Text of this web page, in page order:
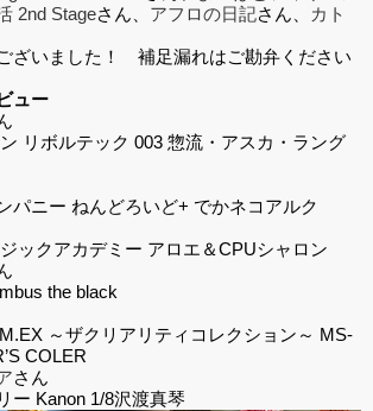
2nd Stageさん、 アフロの日記さん、
カト
ざいました！ 補足漏れはご勘弁ください
ュー
リボルテック 003 惣流・アスカ・ラング
パニー ねんどろいど+ でかネコアルク
ックアカデミー アロエ＆CPUシャロン
the black
～ザクリアリティコレクション～ MS-
COLER
さん
ー Kanon 1/8沢渡真琴